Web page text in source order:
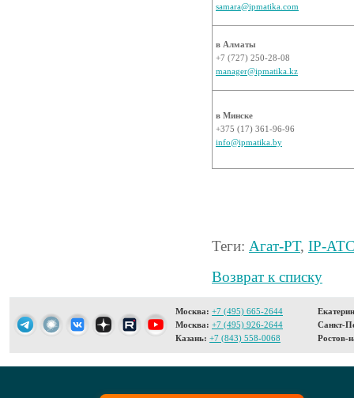
samara@ipmatika.com
в Алматы
+7 (727) 250-28-08
manager@ipmatika.kz
в Минске
+375 (17) 361-96-96
info@ipmatika.by
Теги: Агат-РТ, IP-
Возврат к списку
Москва: +7 (495) 665-2644
Москва: +7 (495) 926-2644
Казань: +7 (843) 558-0068
Санкт-
Ростов-